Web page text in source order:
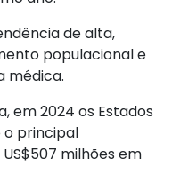
de alta,
populacional e
médica.
em 2024 os Estados
o principal
milhões em